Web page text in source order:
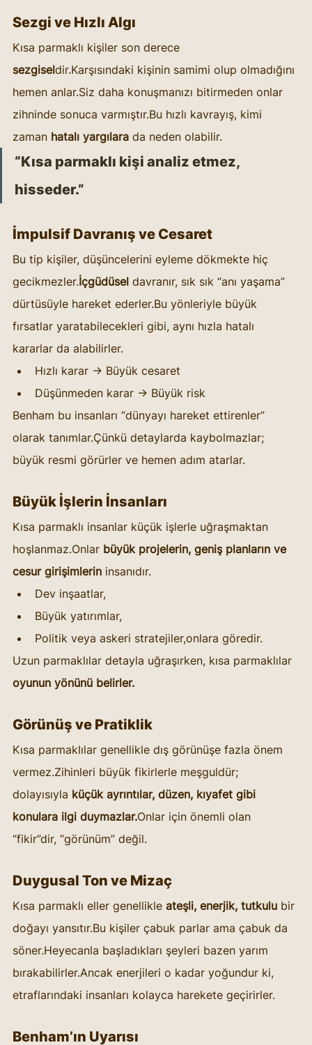
Sezgi ve Hızlı Algı
Kısa parmaklı kişiler son derece
sezgiseldir.Karşısındaki kişinin samimi olup olmadığını
hemen anlar.Siz daha konuşmanızı bitirmeden onlar
zihninde sonuca varmıştır.Bu hızlı kavrayış, kimi
zaman hatalı yargılara da neden olabilir.
“Kısa parmaklı kişi analiz etmez,
hisseder.”
İmpulsif Davranış ve Cesaret
Bu tip kişiler, düşüncelerini eyleme dökmekte hiç
gecikmezler.İçgüdüsel davranır, sık sık “anı yaşama”
dürtüsüyle hareket ederler.Bu yönleriyle büyük
fırsatlar yaratabilecekleri gibi, aynı hızla hatalı
kararlar da alabilirler.
Hızlı karar → Büyük cesaret
Düşünmeden karar → Büyük risk
Benham bu insanları “dünyayı hareket ettirenler”
olarak tanımlar.Çünkü detaylarda kaybolmazlar;
büyük resmi görürler ve hemen adım atarlar.
Büyük İşlerin İnsanları
Kısa parmaklı insanlar küçük işlerle uğraşmaktan
hoşlanmaz.Onlar büyük projelerin, geniş planların ve
cesur girişimlerin insanıdır.
Dev inşaatlar,
Büyük yatırımlar,
Politik veya askeri stratejiler,onlara göredir.
Uzun parmaklılar detayla uğraşırken, kısa parmaklılar
oyunun yönünü belirler.
Görünüş ve Pratiklik
Kısa parmaklılar genellikle dış görünüşe fazla önem
vermez.Zihinleri büyük fikirlerle meşguldür;
dolayısıyla küçük ayrıntılar, düzen, kıyafet gibi
konulara ilgi duymazlar.Onlar için önemli olan
“fikir”dir, “görünüm” değil.
Duygusal Ton ve Mizaç
Kısa parmaklı eller genellikle ateşli, enerjik, tutkulu bir
doğayı yansıtır.Bu kişiler çabuk parlar ama çabuk da
söner.Heyecanla başladıkları şeyleri bazen yarım
bırakabilirler.Ancak enerjileri o kadar yoğundur ki,
etraflarındaki insanları kolayca harekete geçirirler.
Benham’ın Uyarısı